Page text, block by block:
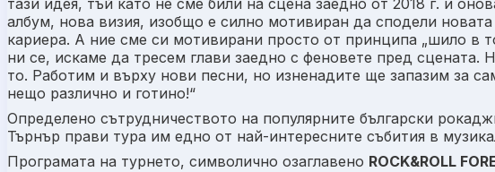
тази идея, тъй като не сме били на сцена заедно от 2018 г. и
албум, нова визия, изобщо е силно мотивиран да сподели
кариера. А ние сме си мотивирани просто от принципа „шило в
ни се, искаме да тресем глави заедно с феновете пред
то. Работим и върху нови песни, но изненадите ще запазим за
нещо различно и готино!“
Определено сътрудничеството на популярните български
Търнър прави тура им едно от най-интересните събития в
Програмата на турнето, символично озаглавено ROCK&ROLL